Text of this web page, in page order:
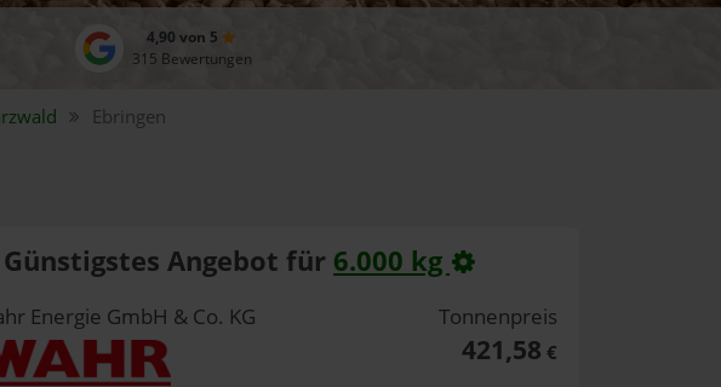
4,90 von 5
315 Bewertungen
Ebringen
Günstigstes Angebot für 6.000 kg
Energie GmbH & Co. KG Tonnenpreis
421,58 €